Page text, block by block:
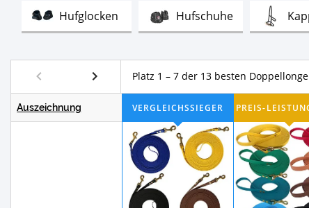
Hufglocken HufschuheTest
SicherheitsbügelTest Springgamaschen
WeidezaungeräteTest Solar
Platz 1 – 7 der 13 besten
Auszeichnung